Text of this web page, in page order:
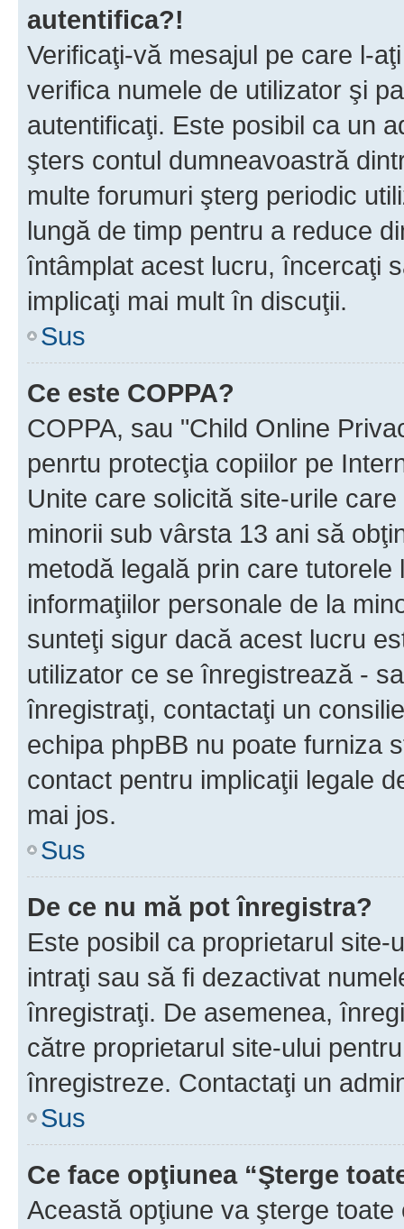
autentifica?!
Verificaţi-vă mesajul pe care l-
verifica numele de utilizator şi
autentificaţi. Este posibil ca un
şters contul dumneavoastră
multe forumuri şterg periodic
lungă de timp pentru a reduce
întâmplat acest lucru, încercaţi
implicaţi mai mult în discuţii.
Sus
Ce este COPPA?
COPPA, sau "Child Online
penrtu protecţia copiilor pe
Unite care solicită site-urile
minorii sub vârsta 13 ani să
metodă legală prin care
informaţiilor personale de la
sunteţi sigur dacă acest lucru
utilizator ce se înregistrează -
înregistraţi, contactaţi un
echipa phpBB nu poate furniza
contact pentru implicaţii legale
mai jos.
Sus
De ce nu mă pot înregistra?
Este posibil ca proprietarul
intraţi sau să fi dezactivat
înregistraţi. De asemenea,
către proprietarul site-ului
înregistreze. Contactaţi un
Sus
Ce face opţiunea “Şterge
Această opţiune va şterge